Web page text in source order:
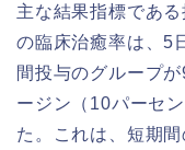
主な結果指標であ
の臨床治癒率は、5
間投与のグループ
ージン（10パーセ
た。これは、短期